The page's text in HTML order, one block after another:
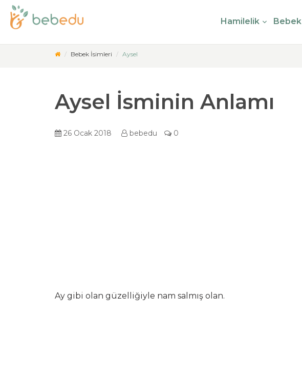
Hamilelik Bebek
Bebek İsimleri Aysel
Aysel İsminin Anlamı
26 Ocak 2018 bebedu 0
Ay gibi olan güzelliğiyle nam salmış olan.